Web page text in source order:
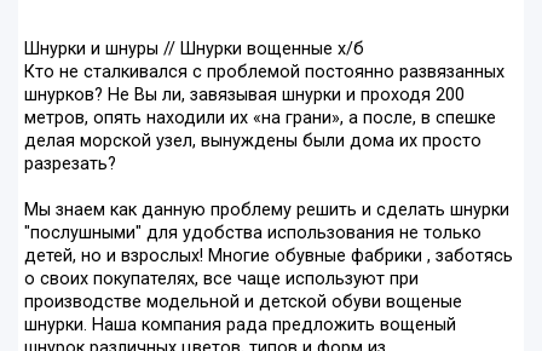
Шнурки и шнуры // Шнурки вощенные х/б
Кто не сталкивался с проблемой постоянно развязанных
шнурков? Не Вы ли, завязывая шнурки и проходя 200
метров, опять находили их «на грани», а после, в спешке
делая морской узел, вынуждены были дома их просто
разрезать?
Мы знаем как данную проблему решить и сделать шнурки
"послушными" для удобства использования не только
детей, но и взрослых! Многие обувные фабрики , заботясь
о своих покупателях, все чаще используют при
производстве модельной и детской обуви вощеные
шнурки. Наша компания рада предложить вощеный